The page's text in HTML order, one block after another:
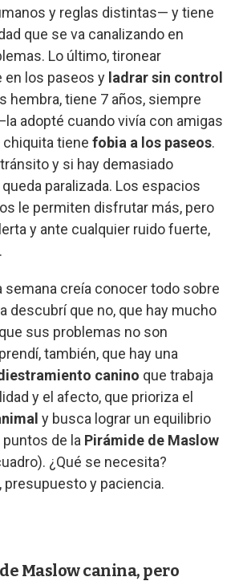
y reglas distintas— y tiene
que se va canalizando en
Lo último, tironear
los paseos y ladrar sin control
hembra, tiene 7 años, siempre
adopté cuando vivía con amigas
tiene fobia a los paseos.
y si hay demasiado
paralizada. Los espacios
le permiten disfrutar más, pero
y ante cualquier ruido fuerte,
semana creía conocer todo sobre
descubrí que no, que hay mucho
sus problemas no son
también, que hay una
canino que trabaja
y el afecto, que prioriza el
y busca lograr un equilibrio
de la Pirámide de Maslow
¿Qué se necesita?
presupuesto y paciencia.
Maslow canina, pero